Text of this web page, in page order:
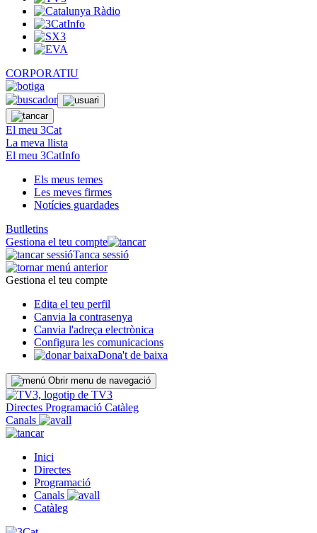
CORPORATIU
El meu 3Cat
La meva llista
El meu 3CatInfo
Els meus temes
Les meves firmes
Notícies guardades
Butlletins
Gestiona el teu compte
Tanca sessió
Gestiona el teu compte
Edita el teu perfil
Canvia la contrasenya
Canvia l'adreça electrònica
Configura les comunicacions
Dona't de baixa
Obrir menu de navegació
Directes Programació Catàleg
Canals
Inici
Directes
Programació
Canals
Catàleg